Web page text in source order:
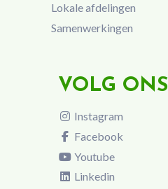
Lokale afdelingen
Samenwerkingen
VOLG ONS
Instagram
Facebook
Youtube
Linkedin